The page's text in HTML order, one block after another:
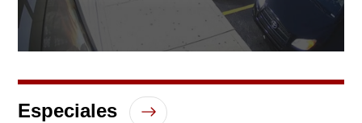
of
seconds
Especiales